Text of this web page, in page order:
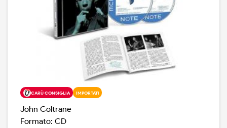
CARÙ CONSIGLIA IMPORTATI
John Coltrane
Formato: CD